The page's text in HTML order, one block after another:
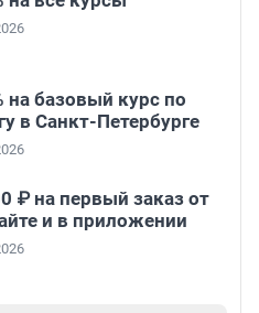
на базовый курс по
в Санкт-Петербурге
₽ на первый заказ от
и в приложении